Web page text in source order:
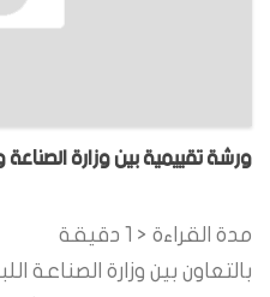
ورشة تقييمية بين وزارة الصناعة
مدة القراءة < 1
دقيقة
بالتعاون بين وزارة الصناعة